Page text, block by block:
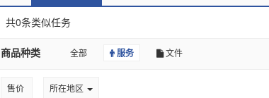
共0条类似任务
商品种类 全部 服务 文件
售价 所在地区